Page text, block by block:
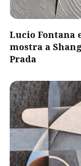
Lucio Fontana
mostra a
Prada